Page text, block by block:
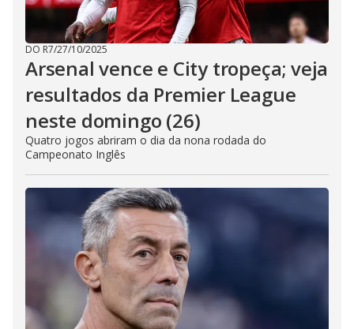
DO R7/27/10/2025
Arsenal vence e City tropeça; veja
resultados da Premier League
neste domingo (26)
Quatro jogos abriram o dia da nona rodada do
Campeonato Inglês